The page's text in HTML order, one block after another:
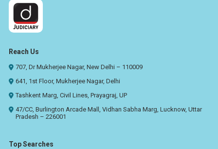
Reach Us
707, Dr Mukherjee Nagar, New Delhi – 110009
641, 1st Floor, Mukherjee Nagar, Delhi
Tashkent Marg, Civil Lines, Prayagraj, UP
47/CC, Burlington Arcade Mall, Vidhan Sabha Marg, Lucknow, Uttar
Pradesh – 226001
Top Searches